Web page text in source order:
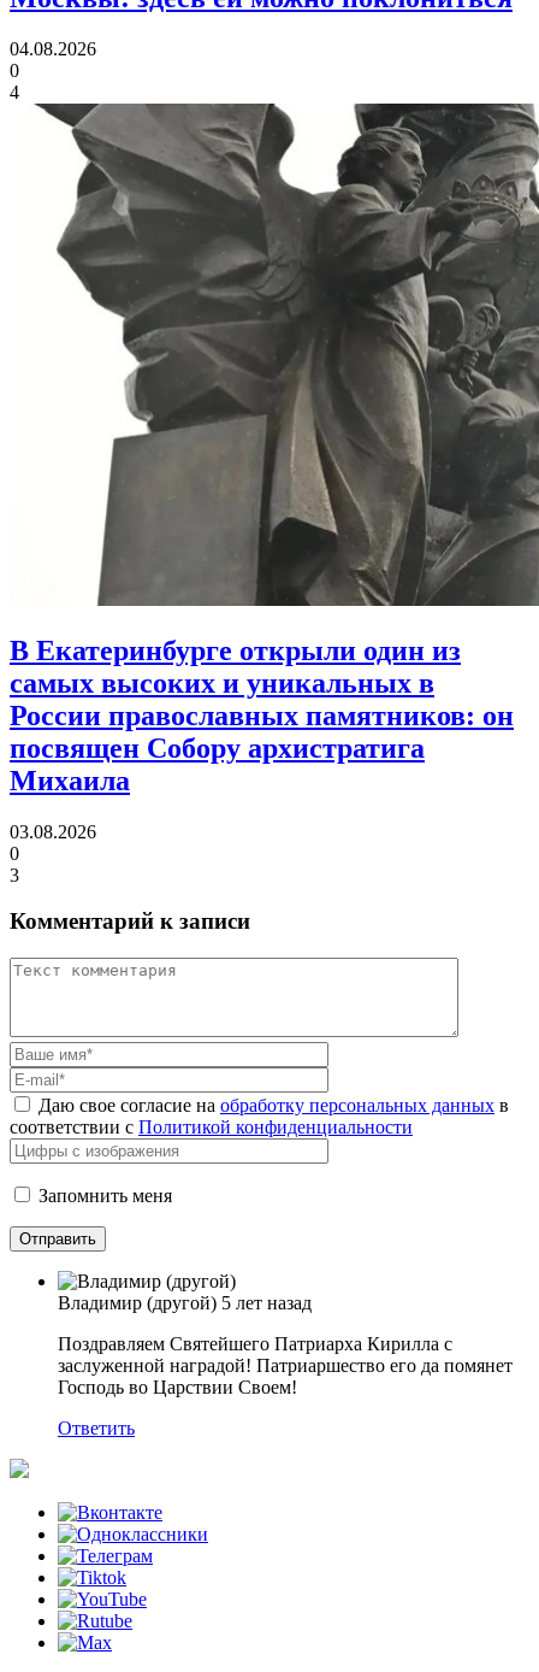
04.08.2026
0
4
В Екатеринбурге открыли один из
самых высоких и уникальных в
России православных памятников: он
посвящен Собору архистратига
Михаила
03.08.2026
0
3
Комментарий к записи
Даю свое согласие на обработку персональных данных в
соответствии с Политикой конфиденциальности
Запомнить меня
Владимир (другой) 5 лет назад
Поздравляем Святейшего Патриарха Кирилла с
заслуженной наградой! Патриаршество его да помянет
Господь во Царствии Своем!
Ответить